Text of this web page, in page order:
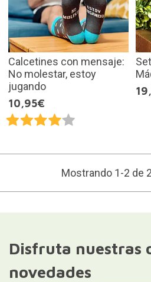
Calcetines con mensaje:
No molestar, estoy
jugando
10,95€
Mostrando 1-2 de
Disfruta nuestras
novedades